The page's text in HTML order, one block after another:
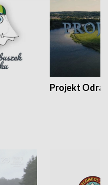
Projekt Odra